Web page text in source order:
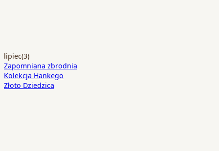
lipiec(3)
Zapomniana zbrodnia
Kolekcja Hankego
Złoto Dziedzica